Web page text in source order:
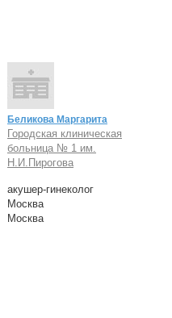
Беликова Маргарита
Городская клиническая
больница № 1 им.
Н.И.Пирогова
акушер-гинеколог
Москва
Москва